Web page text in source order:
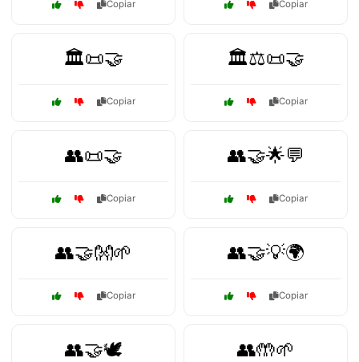
Copiar Copiar
🏛️📜🤝
Copiar
🏛️⚖️📜🤝
Copiar
👥📜🤝
Copiar
👥🤝🌟💬
Copiar
👥🤝👐🌱
Copiar
👥🤝💡🌍
Copiar
👥🤝🕊️ 👥🤲🌱